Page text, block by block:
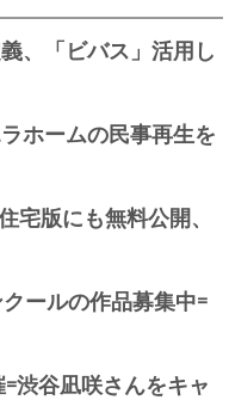
、「ビバス」活用し
ホームの民事再生を
宅版にも無料公開、
ールの作品募集中=
渋谷凪咲さんをキャ